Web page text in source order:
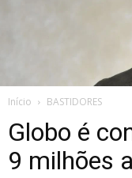
Início BASTIDORES
Globo é
9 milhões